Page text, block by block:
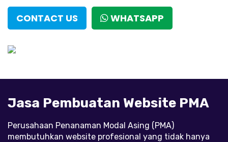
CONTACT US WHATSAPP
Jasa Pembuatan Website PMA
Perusahaan Penanaman Modal Asing (PMA)
membutuhkan website profesional yang tidak hanya